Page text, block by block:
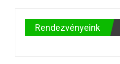
Rendezvényeink